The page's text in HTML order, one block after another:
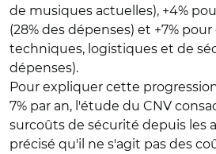
de musiques actuelles), +4%
(28% des dépenses) et +7%
techniques, logistiques et de
dépenses).
Pour expliquer cette
7% par an, l'étude du CNV
surcoûts de sécurité depuis les
précisé qu'il ne s'agit pas des